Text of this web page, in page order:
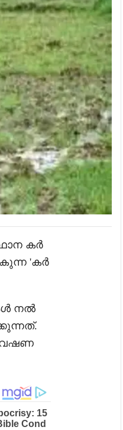
കർ
'കർ
നൽ